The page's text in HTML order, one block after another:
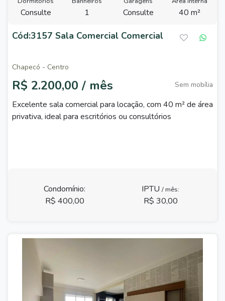
Consulte 1 Consulte 40 m²
Cód:3157 Sala Comercial Comercial
Chapecó - Centro
R$ 2.200,00 / mês Sem mobília
Excelente sala comercial para locação, com 40 m² de área
privativa, ideal para escritórios ou consultórios
Condomínio:
R$ 400,00
IPTU / mês:
R$ 30,00